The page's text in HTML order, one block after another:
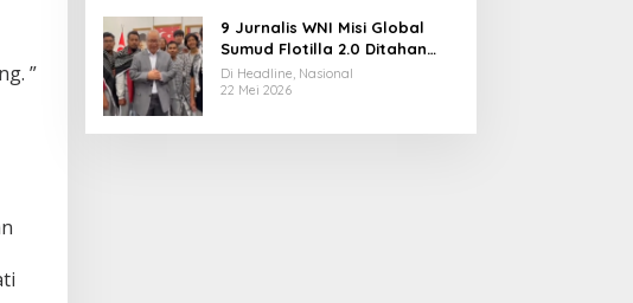
”
9 Jurnalis WNI Misi Global
Sumud Flotilla 2.0 Ditahan
Militer Israel, Kini Dibebaskan
dan Dievakuasi ke Istanbul
Di Headline, Nasional
22 Mei 2026